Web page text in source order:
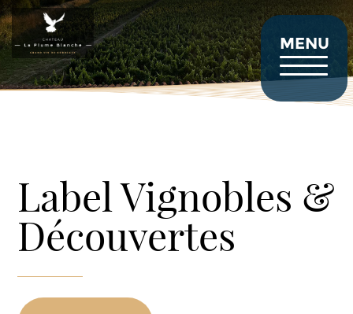
Aller
au
contenu
principal
MENU
Label Vignobles &
Découvertes